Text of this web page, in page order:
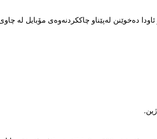
دەخوێنن لەپێناو چاککردنەوەی مۆبایل لە